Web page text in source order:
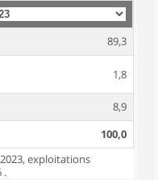
89,3
1,8
8,9
100,0
exploitations
.